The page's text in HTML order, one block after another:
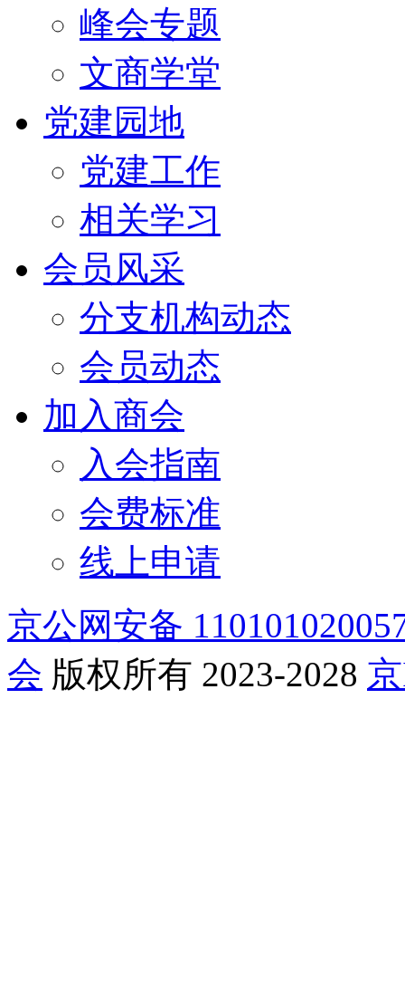
峰会专题
文商学堂
党建园地
党建工作
相关学习
会员风采
分支机构动态
会员动态
加入商会
入会指南
会费标准
线上申请
京公网安备
会 版权所有 2023-2028